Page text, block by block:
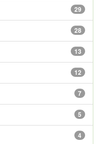
29
28
13
12
7
5
4